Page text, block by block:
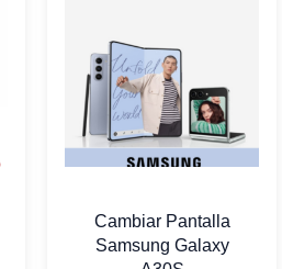
Cambiar Pantalla
Samsung Galaxy